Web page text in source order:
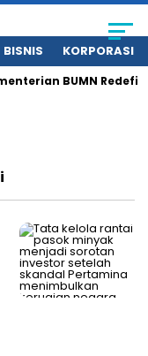
BISNIS KORPORASI
BUMN